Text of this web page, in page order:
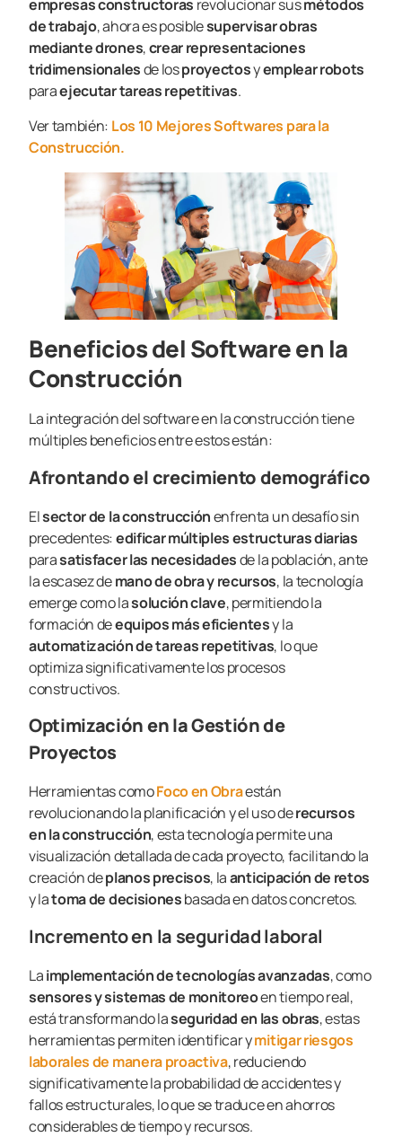
empresas constructoras revolucionar susmétodos
de trabajo, ahora es posiblesupervisar obras
mediante drones,crear representaciones
tridimensionalesde losproyectosyemplear robots
paraejecutar tareas repetitivas.
Ver también: Los 10 Mejores Softwares para la
Construcción.
Beneficios del Software en la
Construcción
La integración del software en la construcción tiene
múltiples beneficios entre estos están:
Afrontando el crecimiento demográfico
Elsector de la construcciónenfrenta un desafío sin
precedentes:edificar múltiples estructuras diarias
parasatisfacer las necesidadesde la población, ante
la escasez demano de obra y recursos, la tecnología
emerge como lasolución clave, permitiendo la
formación deequipos más eficientesy la
automatización de tareas repetitivas, lo que
optimiza significativamente los procesos
constructivos.
Optimización en la Gestión de
Proyectos
Herramientas comoFoco en Obraestán
revolucionando la planificación y el uso derecursos
en la construcción, esta tecnología permite una
visualización detallada de cada proyecto, facilitando la
creación deplanos precisos, laanticipación de retos
y latoma de decisionesbasada en datos concretos.
Incremento en la seguridad laboral
Laimplementación de tecnologías avanzadas, como
sensores y sistemas de monitoreoen tiempo real,
está transformando laseguridad en las obras, estas
herramientas permiten identificar ymitigar riesgos
laborales de manera proactiva, reduciendo
significativamente la probabilidad de accidentes y
fallos estructurales, lo que se traduce en ahorros
considerables de tiempo y recursos.